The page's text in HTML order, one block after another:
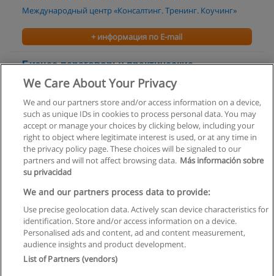
Международный центр «Консалтинг. Тренинг. Коучинг»
+ информация по E-mail
Бизнес-переговоры: практические
технологии успеха
+ информация по E-mail
Правила пользования
Конфиденциальность информации
Напишите Educaedu
Copyright © Educaedu Business S.L. - CIF : B-95610580: -
We Care About Your Privacy
We and our partners store and/or access information on a device,
such as unique IDs in cookies to process personal data. You may
accept or manage your choices by clicking below, including your
right to object where legitimate interest is used, or at any time in
the privacy policy page. These choices will be signaled to our
partners and will not affect browsing data. Más información sobre
su privacidad
We and our partners process data to provide:
Use precise geolocation data. Actively scan device characteristics for
identification. Store and/or access information on a device.
Personalised ads and content, ad and content measurement,
audience insights and product development.
List of Partners (vendors)